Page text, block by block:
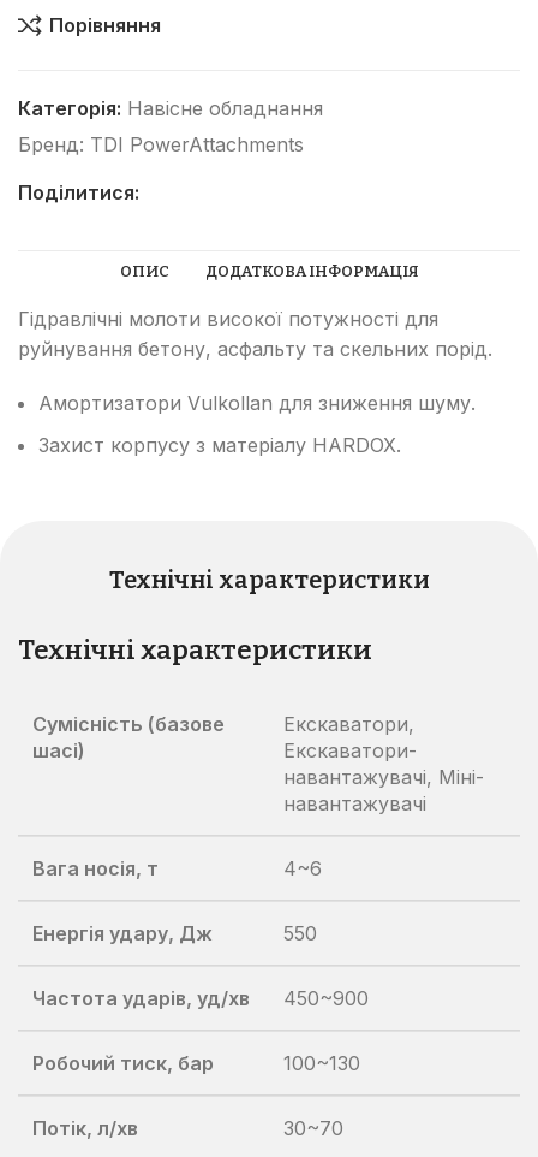
Порівняння
Категорія: Навісне обладнання
Бренд: TDI PowerAttachments
Поділитися:
ОПИС ДОДАТКОВА ІНФОРМАЦІЯ
Гідравлічні молоти високої потужності для
руйнування бетону, асфальту та скельних порід.
Амортизатори Vulkollan для зниження шуму.
Захист корпусу з матеріалу HARDOX.
Технічні характеристики
Технічні характеристики
Сумісність (базове
шасі)
Екскаватори,
Екскаватори-
навантажувачі, Міні-
навантажувачі
Вага носія, т 4~6
Енергія удару, Дж 550
Частота ударів, уд/хв 450~900
Робочий тиск, бар 100~130
Потік, л/хв 30~70